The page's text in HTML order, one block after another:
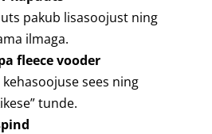
pakub lisasoojust ning
ilmaga.
fleece vooder
sees ning
tunde.